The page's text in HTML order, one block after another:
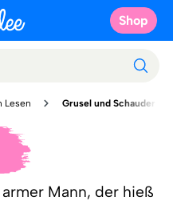
Shop
Lesen Grusel und Schauder
Mann, der hieß